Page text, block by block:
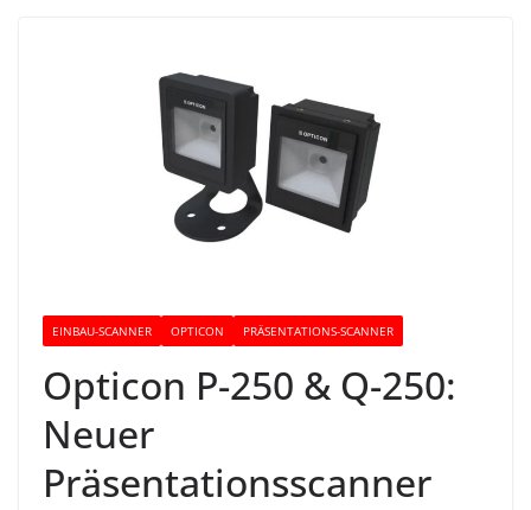
EINBAU-SCANNER OPTICON PRÄSENTATIONS-SCANNER
Opticon P-250 & Q-250:
Neuer
Präsentationsscanner